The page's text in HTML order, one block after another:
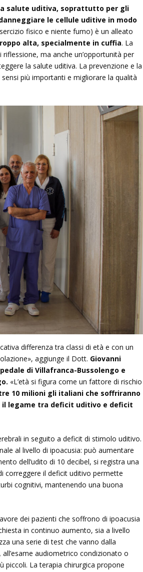
salute uditiva, soprattutto per gli
le cellule uditive in modo
fisico e niente fumo) è un alleato
alta, specialmente in cuffia. La
ma anche un’opportunità per
la salute uditiva. La prevenzione e la
più importanti e migliorare la qualità
differenza tra classi di età e con un
aggiunge il Dott. Giovanni
di Villafranca-Bussolengo e
«L’età si figura come un fattore di rischio
10 milioni gli italiani che soffriranno
il legame tra deficit uditivo e deficit
in seguito a deficit di stimolo uditivo.
al livello di ipoacusia: può aumentare
dell’udito di 10 decibel, si registra una
correggere il deficit uditivo permette
cognitivi, mantenendo una buona
dei pazienti che soffrono di ipoacusia
in continuo aumento, sia a livello
una serie di test che vanno dalla
audiometrico condizionato o
piccoli. La terapia chirurgica propone